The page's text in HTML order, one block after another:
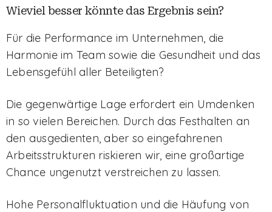
Wieviel besser könnte das Ergebnis sein?
Für die Performance im Unternehmen, die
Harmonie im Team sowie die Gesundheit und das
Lebensgefühl aller Beteiligten?
Die gegenwärtige Lage erfordert ein Umdenken
in so vielen Bereichen. Durch das Festhalten an
den ausgedienten, aber so eingefahrenen
Arbeitsstrukturen riskieren wir, eine großartige
Chance ungenutzt verstreichen zu lassen.
Hohe Personalfluktuation und die Häufung von